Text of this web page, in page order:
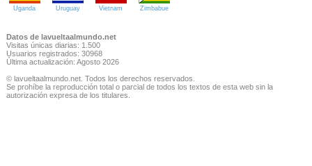
Uganda Uruguay Vietnam Zimbabue
Datos de lavueltaalmundo.net
Visitas únicas diarias: 1.500
Usuarios registrados: 30968
Última actualización: Agosto 2026
© lavueltaalmundo.net. Todos los derechos reservados.
Se prohíbe la reproducción total o parcial de todos los textos de esta web sin la
autorización expresa de los titulares.